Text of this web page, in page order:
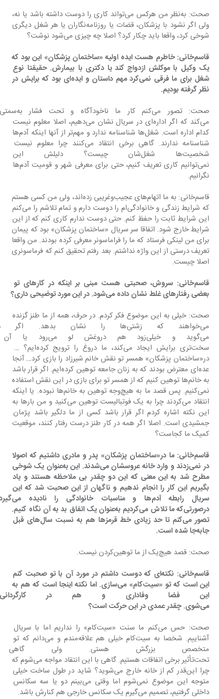
صحت: به‌نظر من هرکس می‌تواند کاری را دوست داشته باشد یا نه،
ولی اگر نشود با پزشکان، قضات یا روزنامه‌نگاران یا هر شغل دیگری
شوخی کرد، واقعا باید چکار کرد؟ اصلا چه چیزی می‌شود نوشت؟
قاسم‌خانی: خاطرم هست ایده اولیه «ساختمان پزشکان» این بود که
یک وکیل با موکلش ازدواج کند یا دکتری با بیمارش. حقیقتا نوع
شغل برای ما فرقی نمی‌کرد مهم داستان و ایده‌ای بود که برایش در
نظر گرفته بودیم.
صحت: تصور می‌کنم
می‌کند که اگر اداره‌ای در سریال نشان می‌دهیم، اصلا معلوم نیست
کدام اداره است. شغل‌ها شناسنامه ندارد و مهم‌تر از آنها اینکه آدم‌ها
شناسنامه ندارند. گاهی برخی انتقاد می‌کنند چرا معلوم نیست
شخصیت‌ها شغل‌شان چیست؟
نمی‌توانیم کاری تعریف کنیم، حتی برای معرفی شهر و قومیت آدم‌ها
نگرانیم.
قاسم‌خانی: به ما اتهام‌های عجیب‌وغریبی زده‌اند، ولی من کسی هستم
که شرایط زندگی و خانوادگی‌ام را دوست دارم و تمام تلاشم را می‌کنم
این شرایط ثابت را حفظ کنم. حتی دوست ندارم کاری کنم که از این
شرایط خارج شود. اتفاقا سر سریال «ساختمان پزشکان» بود که پیمان
برای من لینکی فرستاد که ما را فراماسونر معرفی کرده بودند. من واقعا
تعریف درستی از این واژه نداشتم. بعد رفتم تحقیق کنم که فرماسونری
اصلا چیست.
قاسم‌خانی: سروش، صحبتی هست مبنی بر اینکه در کارهای تو
بعضی رفتارهای غلط نشان داده می‌شود. در این مورد توضیحی داری؟
صحت: خیلی به این موضوع فکر کردم. در حرف، همه از ما طنز گزنده
می‌خواهند که زشتی‌ها را نشان
می‌گوید و خیلی‌زود هم
سخت‌تری برایش ایجاد می‌کند، ما دروغ را ترویج کرده‌ایم؟ …
در«ساختمان پزشکان» همسر تو نقش خانم شیرزاد را بازی کرد… آنجا
عده‌ای معترض بودند که به زنان جامعه توهین کرده‌ایم. اگر قرار باشد
به خانم‌ها توهین کنیم که از همسر تو برای بازی در این نقش استفاده
نمی‌کنیم. پس قصد ما به هیچ‌وجه توهین به خانم‌ها نبوده. یا اینکه
انتقاد می‌کردند چرا به یک فوتبالیست توهین می‌کنید و من بارها به
این نکته اشاره کردم اگر قرار باشد کسی از ما دلگیر باشد پژمان
جمشیدی است. اصلا اگر همه در کار طنز درست رفتار کنند، موقعیت
کمیک ما کجاست؟
قاسم‌خانی: ما در«ساختمان پزشکان» پدر و مادری داشتیم که اصولا
در نمی‌زدند و وارد خانه عروسشان می‌شدند. این به‌عنوان یک شوخی
مطرح شد به این معنی که این دو چقدر بی ملاحظه هستند و یاد
بگیریم این کار را انجام ندهیم و ناگهان از این صحبت شد که این
سریال رابطه آدم‌ها و مناسبات
درصورتی‌که ما تلاش می‌کردیم به‌عنوان یک اتفاق بد به آن نگاه کنیم.
تصور می‌کنم تا حد زیادی خط قرمزها هم به نسبت سال‌های قبل
جابه‌جا شده است.
صحت: قصد هیچ‌یک از ما توهین‌کردن نیست.
قاسم‌خانی: نکته‌ای که دوست داشتم در مورد آن با تو صحبت کنم
این است که تو «سیت‌کام» می‌سازی. اما نکته اینجا است که هم به
این فضا وفاداری و هم در
می‌شوی. چقدر عمدی در این حرکت است؟
صحت: حس می‌کنم ما سنت «سیت‌کام» را نداریم اما با سریال
آشناییم. شخصا به سیت‌کام خیلی هم علاقه‌مندم و می‌دانم که تو
متخصص بزرگش هستی. ولی گاهی
تحت‌تأثیر برخی اتفاقات هستیم. گاهی با این انتقاد مواجه می‌شوم که
چرا این‌قدر کم از خانه خارج می‌شوید؟ شاید در طول ساخت خیلی
متوجه این موضوع نمی‌شوم اما وقتی می‌بینم دو یا سه سکانس
داخلی گرفتیم، تصمیم می‌گیرم یک سکانس خارجی هم کنارش باشد.